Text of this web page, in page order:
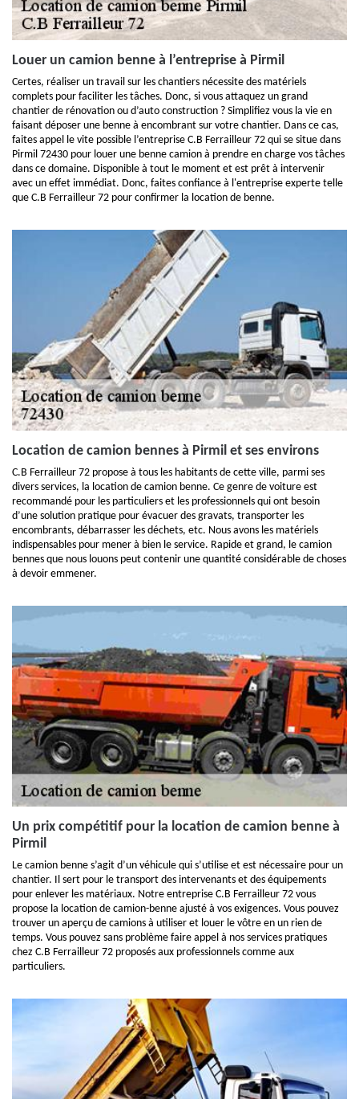
Louer un camion benne à l’entreprise à Pirmil
Certes, réaliser un travail sur les chantiers nécessite des matériels
complets pour faciliter les tâches. Donc, si vous attaquez un grand
chantier de rénovation ou d’auto construction ? Simplifiez vous la vie en
faisant déposer une benne à encombrant sur votre chantier. Dans ce cas,
faites appel le vite possible l’entreprise C.B Ferrailleur 72 qui se situe dans
Pirmil 72430 pour louer une benne camion à prendre en charge vos tâches
dans ce domaine. Disponible à tout le moment et est prêt à intervenir
avec un effet immédiat. Donc, faites confiance à l'entreprise experte telle
que C.B Ferrailleur 72 pour confirmer la location de benne.
Location de camion bennes à Pirmil et ses environs
C.B Ferrailleur 72 propose à tous les habitants de cette ville, parmi ses
divers services, la location de camion benne. Ce genre de voiture est
recommandé pour les particuliers et les professionnels qui ont besoin
d’une solution pratique pour évacuer des gravats, transporter les
encombrants, débarrasser les déchets, etc. Nous avons les matériels
indispensables pour mener à bien le service. Rapide et grand, le camion
bennes que nous louons peut contenir une quantité considérable de choses
à devoir emmener.
Un prix compétitif pour la location de camion benne à
Pirmil
Le camion benne s’agit d’un véhicule qui s’utilise et est nécessaire pour un
chantier. Il sert pour le transport des intervenants et des équipements
pour enlever les matériaux. Notre entreprise C.B Ferrailleur 72 vous
propose la location de camion-benne ajusté à vos exigences. Vous pouvez
trouver un aperçu de camions à utiliser et louer le vôtre en un rien de
temps. Vous pouvez sans problème faire appel à nos services pratiques
chez C.B Ferrailleur 72 proposés aux professionnels comme aux
particuliers.